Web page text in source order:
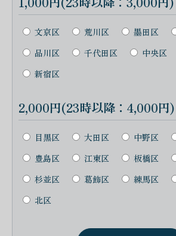
文京区 荒川区 墨田区
品川区
千代田区 中央区
新宿区
2,000円(23時以降：4,000円)
目黒区 大田区 中野区
豊島区
江東区 板橋区
杉並区
葛飾区 練馬区
北区